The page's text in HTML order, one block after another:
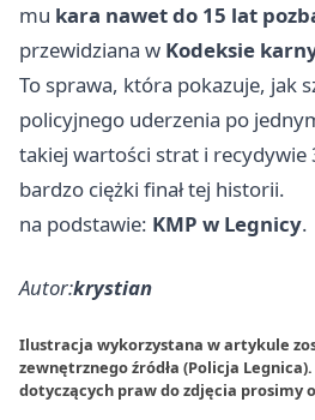
mu kara nawet do 15 lat
przewidziana w Kodeksie
To sprawa, która pokazuje, jak
policyjnego uderzenia po
takiej wartości strat i recydywie
bardzo ciężki finał tej historii.
na podstawie: KMP w Legnicy.
Autor:krystian
Ilustracja wykorzystana w artykule
zewnętrznego źródła (Policja
dotyczących praw do zdjęcia prosimy o